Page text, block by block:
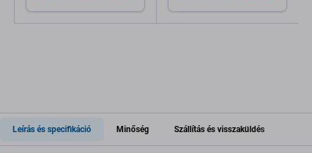
Leírás és specifikáció Minőség Szállítás és visszaküldés